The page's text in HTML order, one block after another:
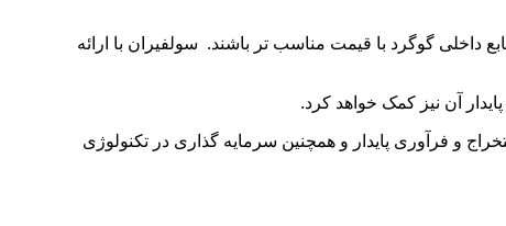
داخلی گوگرد با قیمت مناسب ‌تر باشند. سولفیران با ارائه
آن نیز کمک خواهد کرد.
و فرآوری پایدار و همچنین سرمایه‌ گذاری در تکنولوژی